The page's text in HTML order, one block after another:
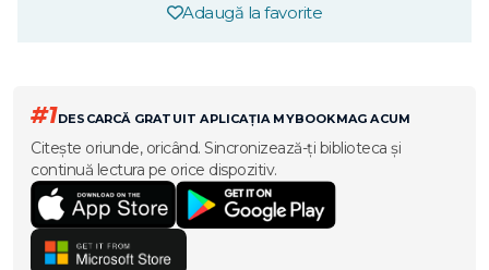
Adaugă la favorite
#1DESCARCĂ GRATUIT APLICAȚIA MYBOOKMAG ACUM
Citește oriunde, oricând. Sincronizează-ți biblioteca și
continuă lectura pe orice dispozitiv.